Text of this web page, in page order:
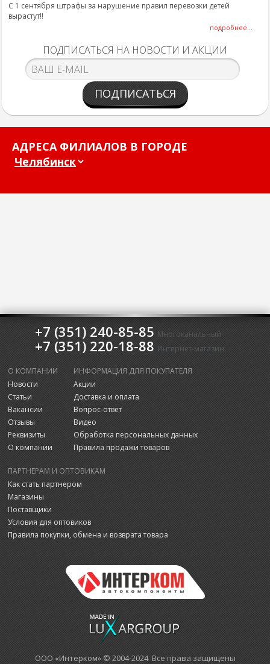
С 1 сентября штрафы за нарушение правил перевозки детей
вырастут!!
подробнее...
ПОДПИСАТЬСЯ НА НОВОСТИ И АКЦИИ
ПОДПИСАТЬСЯ
АДРЕСА ФИЛИАЛОВ В ГОРОДЕ
+7 (351) 240-85-85 Многоканальный
+7 (351) 220-18-88 Интернет-магазин
О КОМПАНИИ
Новости
Статьи
Вакансии
Отзывы
Реквизиты
О компании
ИНФОРМАЦИЯ ДЛЯ ПОКУПАТЕЛЯ
Акции
Доставка и оплата
Вопрос-ответ
Видео
Обработка персональных данных
Правила продажи товаров
ПАРТНЕРАМ И ОПТОВИКАМ
Как стать партнером
Магазины
Поставщики
Условия для оптовиков
Правила покупки, обмена и возврата товара
ООО «Интерком» © 2004-2024 Все права защищены